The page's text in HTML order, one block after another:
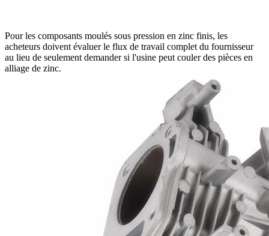
Pour les composants moulés sous pression en zinc finis, les
acheteurs doivent évaluer le flux de travail complet du fournisseur
au lieu de seulement demander si l'usine peut couler des pièces en
alliage de zinc.